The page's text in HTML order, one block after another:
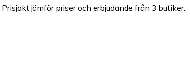
Prisjakt jämför priser och erbjudande från 3 butiker.